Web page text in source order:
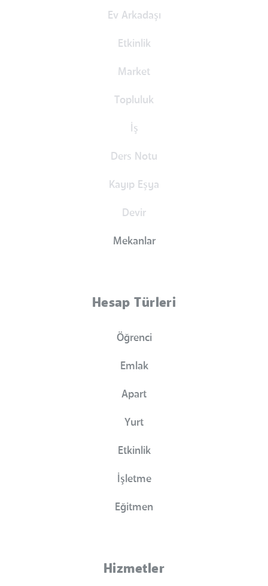
Ev Arkadaşı
Etkinlik
Market
Topluluk
İş
Ders Notu
Kayıp Eşya
Devir
Mekanlar
Hesap Türleri
Öğrenci
Emlak
Apart
Yurt
Etkinlik
İşletme
Eğitmen
Hizmetler